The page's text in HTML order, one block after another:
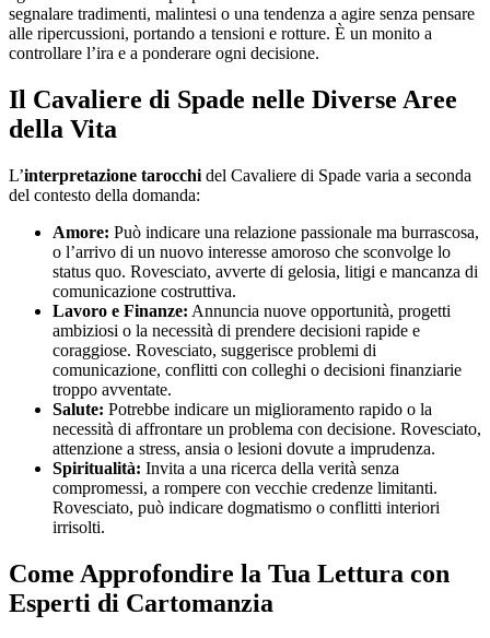
segnalare tradimenti, malintesi o una tendenza a agire senza pensare
alle ripercussioni, portando a tensioni e rotture. È un monito a
controllare l’ira e a ponderare ogni decisione.
Il Cavaliere di Spade nelle Diverse Aree
della Vita
L’interpretazione tarocchi del Cavaliere di Spade varia a seconda
del contesto della domanda:
Amore: Può indicare una relazione passionale ma burrascosa,
o l’arrivo di un nuovo interesse amoroso che sconvolge lo
status quo. Rovesciato, avverte di gelosia, litigi e mancanza di
comunicazione costruttiva.
Lavoro e Finanze: Annuncia nuove opportunità, progetti
ambiziosi o la necessità di prendere decisioni rapide e
coraggiose. Rovesciato, suggerisce problemi di
comunicazione, conflitti con colleghi o decisioni finanziarie
troppo avventate.
Salute: Potrebbe indicare un miglioramento rapido o la
necessità di affrontare un problema con decisione. Rovesciato,
attenzione a stress, ansia o lesioni dovute a imprudenza.
Spiritualità: Invita a una ricerca della verità senza
compromessi, a rompere con vecchie credenze limitanti.
Rovesciato, può indicare dogmatismo o conflitti interiori
irrisolti.
Come Approfondire la Tua Lettura con
Esperti di Cartomanzia